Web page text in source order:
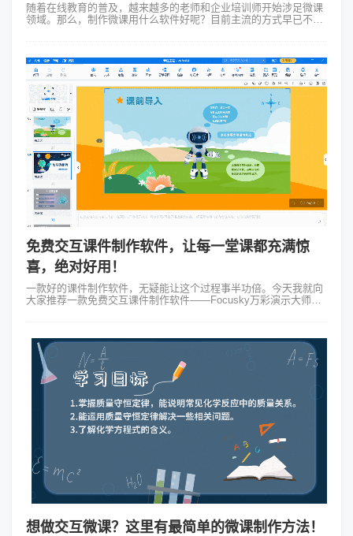
随着在线教育的普及，越来越多的老师和企业培训师开始涉足微课
领域。那么，制作微课用什么软件好呢？目前主流的方式早已不再
免费交互课件制作软件，让每一堂课都充满惊
喜，绝对好用！
一款好的课件制作软件，无疑能让这个过程事半功倍。今天我就向
大家推荐一款免费交互课件制作软件——Focusky万彩演示大师，
想做交互微课？这里有最简单的微课制作方法！